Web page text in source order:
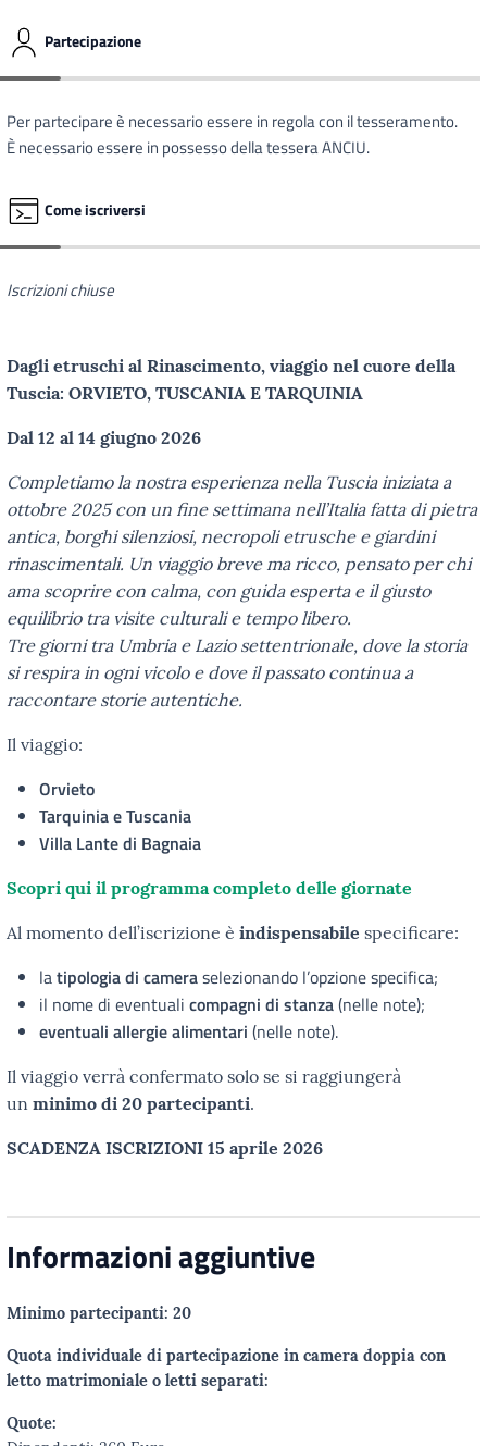
Partecipazione
Per partecipare è necessario essere in regola con il tesseramento.
È necessario essere in possesso della tessera ANCIU.
Come iscriversi
Iscrizioni chiuse
Dagli etruschi al Rinascimento, viaggio nel cuore della
Tuscia: ORVIETO, TUSCANIA E TARQUINIA
Dal 12 al 14 giugno 2026
Completiamo la nostra esperienza nella Tuscia iniziata a
ottobre 2025 con un fine settimana nell’Italia fatta di pietra
antica, borghi silenziosi, necropoli etrusche e giardini
rinascimentali. Un viaggio breve ma ricco, pensato per chi
ama scoprire con calma, con guida esperta e il giusto
equilibrio tra visite culturali e tempo libero.
Tre giorni tra Umbria e Lazio settentrionale, dove la storia
si respira in ogni vicolo e dove il passato continua a
raccontare storie autentiche.
Il viaggio:
Orvieto
Tarquinia e Tuscania
Villa Lante di Bagnaia
Scopri qui il programma completo delle giornate
Al momento dell’iscrizione è indispensabile specificare:
latipologia di cameraselezionando l’opzione specifica;
il nome di eventuali compagni di stanza(nelle note);
eventuali allergie alimentari (nelle note).
Il viaggio verrà confermato solo se si raggiungerà
un minimo di 20 partecipanti.
SCADENZA ISCRIZIONI 15 aprile 2026
Informazioni aggiuntive
Minimo partecipanti: 20
Quota individuale di partecipazione in camera doppia con
letto matrimoniale o letti separati:
Quote: